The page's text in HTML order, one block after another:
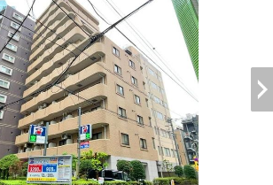
売りたい
空間デザイン事例
6つの強み
会社概要
スタッフ紹介